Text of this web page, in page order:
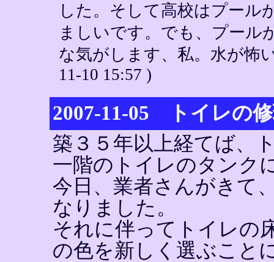
した。そして高校はプール
ましいです。でも、プール
な気がします、私。水が怖
11-10 15:57 )
2007-11-05 トイレの
築３５年以上経てば、
一階のトイレのタンク
今日、業者さんがきて
なりました。
それに伴ってトイレの
の色を新しく選ぶこと